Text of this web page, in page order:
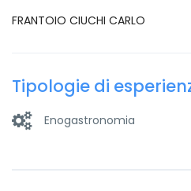
FRANTOIO CIUCHI CARLO
Tipologie di
Enogastronomia